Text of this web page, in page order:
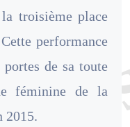
troisième place
performance
de sa toute
féminine de la
2015.